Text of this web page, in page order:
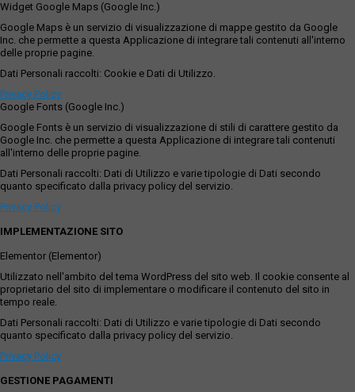
Widget Google Maps (Google Inc.)
Google Maps è un servizio di visualizzazione di mappe gestito da Google
Inc. che permette a questa Applicazione di integrare tali contenuti all'interno
delle proprie pagine.
Dati Personali raccolti: Cookie e Dati di Utilizzo.
Privacy Policy
Google Fonts (Google Inc.)
Google Fonts è un servizio di visualizzazione di stili di carattere gestito da
Google Inc. che permette a questa Applicazione di integrare tali contenuti
all'interno delle proprie pagine.
Dati Personali raccolti: Dati di Utilizzo e varie tipologie di Dati secondo
quanto specificato dalla privacy policy del servizio.
Privacy Policy
IMPLEMENTAZIONE SITO
Elementor (Elementor)
Utilizzato nell'ambito del tema WordPress del sito web. Il cookie consente al
proprietario del sito di implementare o modificare il contenuto del sito in
tempo reale.
Dati Personali raccolti: Dati di Utilizzo e varie tipologie di Dati secondo
quanto specificato dalla privacy policy del servizio.
Privacy Policy
GESTIONE PAGAMENTI